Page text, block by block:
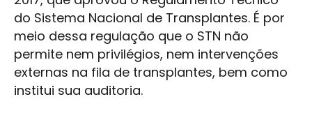
do Sistema Nacional de Transplantes. É por
meio dessa regulação que o STN não
permite nem privilégios, nem intervenções
externas na fila de transplantes, bem como
institui sua auditoria.